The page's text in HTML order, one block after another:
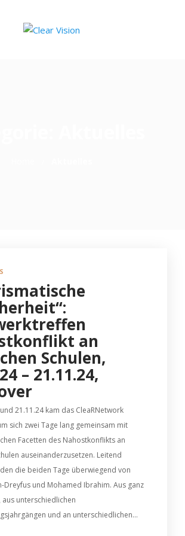
an
Schulen,
– 21.11.24,
21.11.24 kam das CleaRNetwork
sich zwei Tage lang gemeinsam mit
Facetten des Nahostkonflikts an
auseinanderzusetzen. Leitend
die beiden Tage überwiegend von
Dreyfus und Mohamed Ibrahim. Aus ganz
aus unterschiedlichen
und an unterschiedlichen...